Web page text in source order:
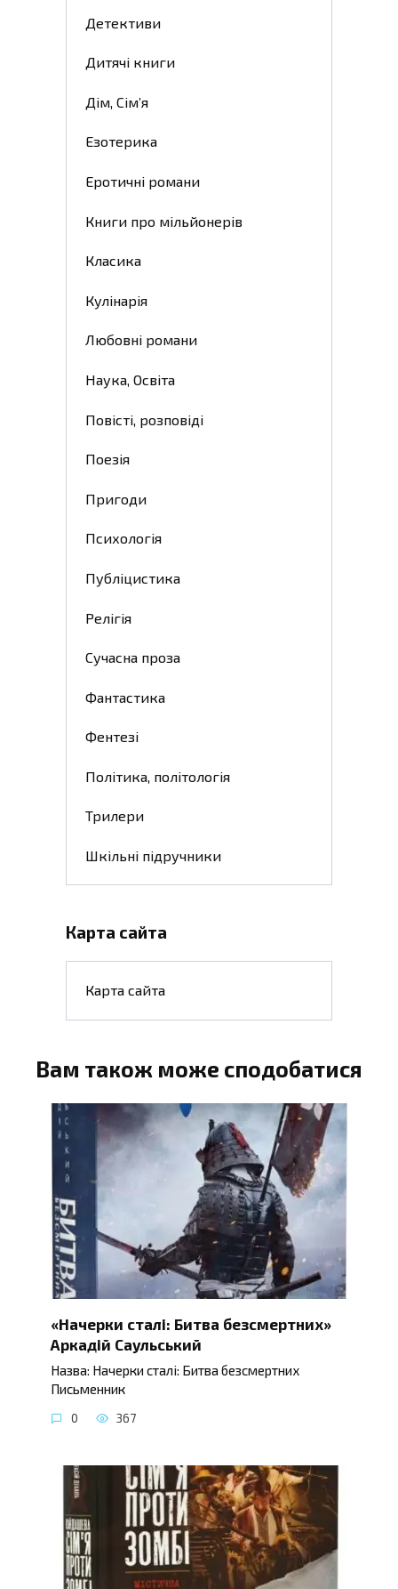
Детективи
Дитячі книги
Дім, Сім’я
Езотерика
Еротичні романи
Книги про мільйонерів
Класика
Кулінарія
Любовні романи
Наука, Освіта
Повісті, розповіді
Поезія
Пригоди
Психологія
Публіцистика
Релігія
Сучасна проза
Фантастика
Фентезі
Політика, політологія
Трилери
Шкільні підручники
Карта сайта
Карта сайта
Вам також може сподобатися
«Начерки сталі: Битва безсмертних»
Аркадій Саульський
Назва: Начерки сталі: Битва безсмертних
Письменник
0 367